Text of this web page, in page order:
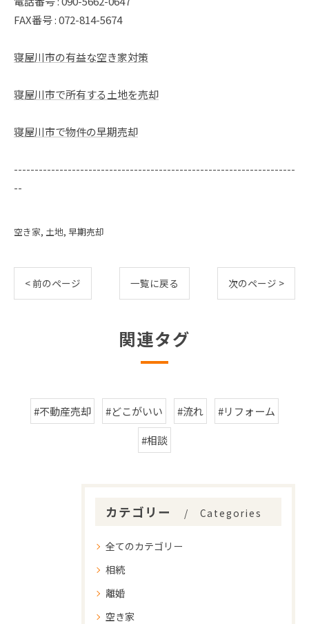
FAX番号 : 072-814-5674
寝屋川市の有益な空き家対策
寝屋川市で所有する土地を売却
寝屋川市で物件の早期売却
--------------------------------------------------------------------
--
空き家 土地 早期売却
< 前のページ 一覧に戻る 次のページ >
関連タグ
#不動産売却 #どこがいい #流れ
#リフォーム
#相談
カテゴリー Categories
全てのカテゴリー
相続
離婚
空き家